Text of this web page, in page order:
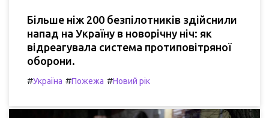
Більше ніж 200 безпілотників здійснили
напад на Україну в новорічну ніч: як
відреагувала система протиповітряної
оборони.
#Україна #Пожежа #Новий рік